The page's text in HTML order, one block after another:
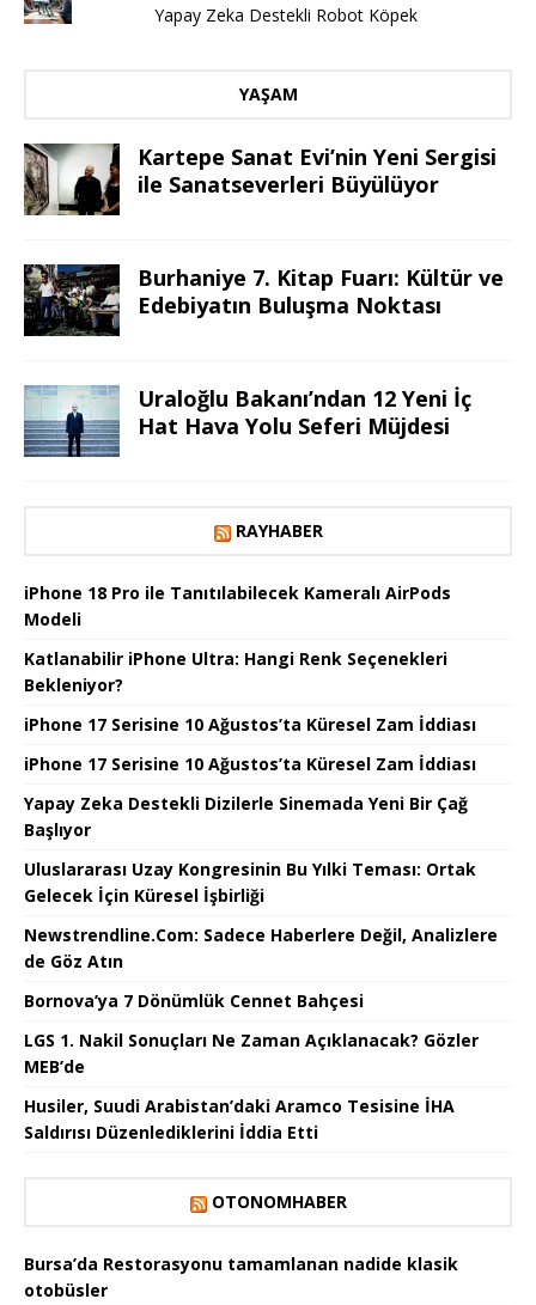
Yapay Zeka Destekli Robot Köpek
YAŞAM
Kartepe Sanat Evi’nin Yeni Sergisi
ile Sanatseverleri Büyülüyor
Burhaniye 7. Kitap Fuarı: Kültür ve
Edebiyatın Buluşma Noktası
Uraloğlu Bakanı’ndan 12 Yeni İç
Hat Hava Yolu Seferi Müjdesi
RAYHABER
iPhone 18 Pro ile Tanıtılabilecek Kameralı AirPods
Modeli
Katlanabilir iPhone Ultra: Hangi Renk Seçenekleri
Bekleniyor?
iPhone 17 Serisine 10 Ağustos’ta Küresel Zam İddiası
iPhone 17 Serisine 10 Ağustos’ta Küresel Zam İddiası
Yapay Zeka Destekli Dizilerle Sinemada Yeni Bir Çağ
Başlıyor
Uluslararası Uzay Kongresinin Bu Yılki Teması: Ortak
Gelecek İçin Küresel İşbirliği
Newstrendline.Com: Sadece Haberlere Değil, Analizlere
de Göz Atın
Bornova’ya 7 Dönümlük Cennet Bahçesi
LGS 1. Nakil Sonuçları Ne Zaman Açıklanacak? Gözler
MEB’de
Husiler, Suudi Arabistan’daki Aramco Tesisine İHA
Saldırısı Düzenlediklerini İddia Etti
OTONOMHABER
Bursa’da Restorasyonu tamamlanan nadide klasik
otobüsler